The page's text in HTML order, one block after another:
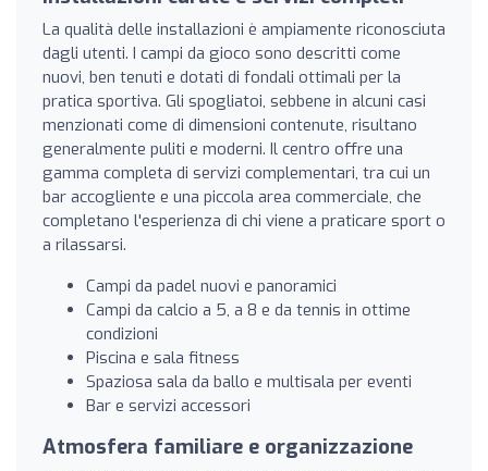
La qualità delle installazioni è ampiamente riconosciuta
dagli utenti. I campi da gioco sono descritti come
nuovi, ben tenuti e dotati di fondali ottimali per la
pratica sportiva. Gli spogliatoi, sebbene in alcuni casi
menzionati come di dimensioni contenute, risultano
generalmente puliti e moderni. Il centro offre una
gamma completa di servizi complementari, tra cui un
bar accogliente e una piccola area commerciale, che
completano l'esperienza di chi viene a praticare sport o
a rilassarsi.
Campi da padel nuovi e panoramici
Campi da calcio a 5, a 8 e da tennis in ottime
condizioni
Piscina e sala fitness
Spaziosa sala da ballo e multisala per eventi
Bar e servizi accessori
Atmosfera familiare e organizzazione